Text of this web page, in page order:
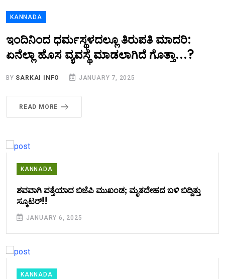
KANNADA
ಇಂದಿನಿಂದ ಧರ್ಮಸ್ಥಳದಲ್ಲೂ ತಿರುಪತಿ ಮಾದರಿ:
ಏನೆಲ್ಲಾ ಹೊಸ ವ್ಯವಸ್ಥೆ ಮಾಡಲಾಗಿದೆ ಗೊತ್ತಾ...?
BY SARKAI INFO JANUARY 7, 2025
READ MORE
KANNADA
ಶವವಾಗಿ ಪತ್ತೆಯಾದ ಬಿಜೆಪಿ ಮುಖಂಡ; ಮೃತದೇಹದ ಬಳಿ ಬಿದ್ದಿತ್ತು
ಸ್ಕೂಟರ್!!
JANUARY 6, 2025
KANNADA